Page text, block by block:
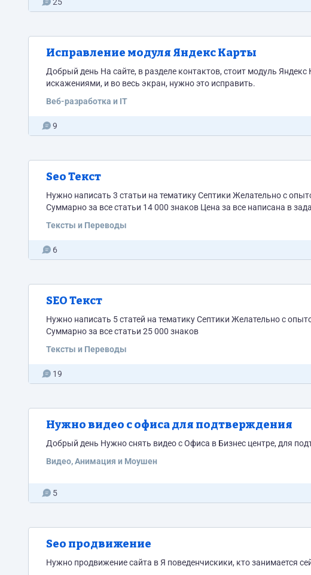
Исправление модуля Яндекс Карты
Добрый день На сайте, в разделе контактов, стоит модуль Яндекс Карты, стал работать не корректно, карту показывает с
искажениями, и во весь экран, нужно это исправить.
Веб-разработка и IT
9
Seo Текст
Нужно написать 3 статьи на тематику Септики Желательно с опытом или кто хорошо в этом может разобраться и написать.
Суммарно за все статьи 14 000 знаков Цена за все написана
Тексты и Переводы
6
SEO Текст
Нужно написать 5 статей на тематику Септики Желательно с
Суммарно за все статьи 25 000 знаков
Тексты и Переводы
19
Нужно видео с офиса для подтверждения
Добрый день Нужно снять видео с Офиса в Бизнес центре,
Видео, Анимация и Моушен
5
Seo продвижение
Нужно продвижение сайта в Я поведенчискики, кто занимается